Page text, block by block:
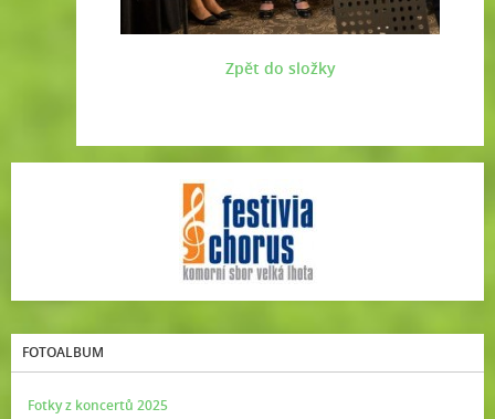
Zpět do složky
FOTOALBUM
Fotky z koncertů 2025